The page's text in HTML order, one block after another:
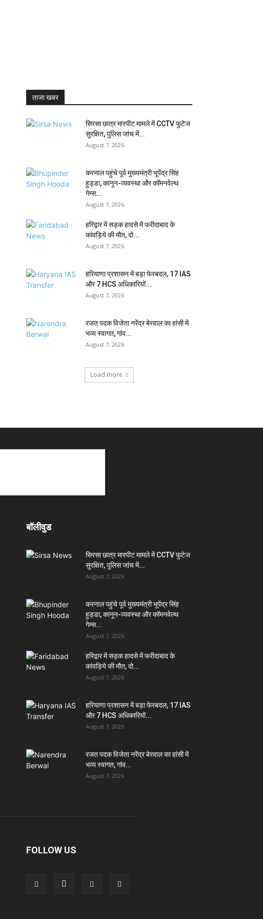
ताजा खबर
सिरसा छात्र मारपीट मामले में CCTV फुटेज
सुरक्षित, पुलिस जांच में...
August 7, 2026
करनाल पहुंचे पूर्व मुख्यमंत्री भूपेंद्र सिंह
हुड्डा, कानून-व्यवस्था और कॉमनवेल्थ
गेम्स...
August 7, 2026
हरिद्वार में सड़क हादसे में फरीदाबाद के
कांवड़िये की मौत, दो...
August 7, 2026
हरियाणा प्रशासन में बड़ा फेरबदल, 17 IAS
और 7 HCS अधिकारियों...
August 7, 2026
रजत पदक विजेता नरेंद्र बेरवाल का हांसी में
भव्य स्वागत, गांव...
August 7, 2026
Load more
बॉलीवुड
सिरसा छात्र मारपीट मामले में CCTV फुटेज
सुरक्षित, पुलिस जांच में...
August 7, 2026
करनाल पहुंचे पूर्व मुख्यमंत्री भूपेंद्र सिंह
हुड्डा, कानून-व्यवस्था और कॉमनवेल्थ
गेम्स...
August 7, 2026
हरिद्वार में सड़क हादसे में फरीदाबाद के
कांवड़िये की मौत, दो...
August 7, 2026
हरियाणा प्रशासन में बड़ा फेरबदल, 17 IAS
और 7 HCS अधिकारियों...
August 7, 2026
रजत पदक विजेता नरेंद्र बेरवाल का हांसी में
भव्य स्वागत, गांव...
August 7, 2026
FOLLOW US